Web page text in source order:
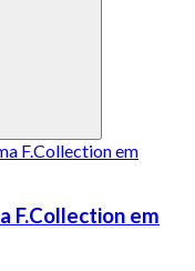
F.Collection em